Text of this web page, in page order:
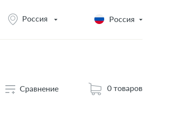
Россия Россия
Сравнение 0 товаров